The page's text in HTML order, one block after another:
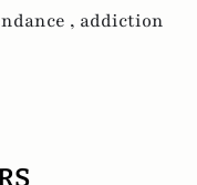
, addiction